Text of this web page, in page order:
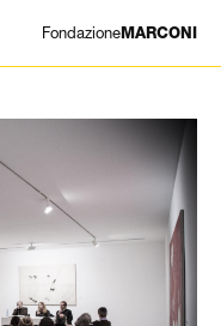
FondazioneMARCONI